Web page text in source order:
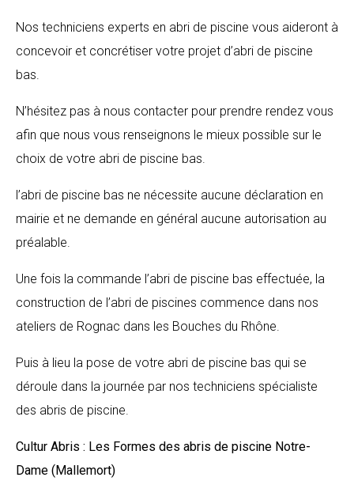
Nos techniciens experts en abri de piscine vous aideront à
concevoir et concrétiser votre projet d’abri de piscine
bas.
N’hésitez pas à nous contacter pour prendre rendez vous
afin que nous vous renseignons le mieux possible sur le
choix de votre abri de piscine bas.
l’abri de piscine bas ne nécessite aucune déclaration en
mairie et ne demande en général aucune autorisation au
préalable.
Une fois la commande l’abri de piscine bas effectuée, la
construction de l’abri de piscines commence dans nos
ateliers de Rognac dans les Bouches du Rhône.
Puis à lieu la pose de votre abri de piscine bas qui se
déroule dans la journée par nos techniciens spécialiste
des abris de piscine.
Cultur Abris : Les Formes des abris de piscine Notre-
Dame (Mallemort)